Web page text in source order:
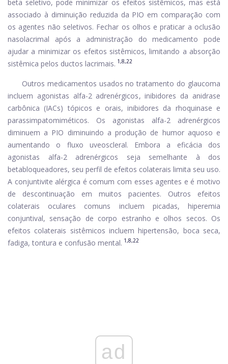
beta seletivo, pode minimizar os efeitos sistêmicos, mas está
associado à diminuição reduzida da PIO em comparação com
os agentes não seletivos. Fechar os olhos e praticar a oclusão
nasolacrimal após a administração do medicamento pode
ajudar a minimizar os efeitos sistêmicos, limitando a absorção
sistêmica pelos ductos lacrimais. 1,8,22
Outros medicamentos usados ​​no tratamento do glaucoma
incluem agonistas alfa-2 adrenérgicos, inibidores da anidrase
carbônica (IACs) tópicos e orais, inibidores da rhoquinase e
parassimpatomiméticos. Os agonistas alfa-2 adrenérgicos
diminuem a PIO diminuindo a produção de humor aquoso e
aumentando o fluxo uveoscleral. Embora a eficácia dos
agonistas alfa-2 adrenérgicos seja semelhante à dos
betabloqueadores, seu perfil de efeitos colaterais limita seu uso.
A conjuntivite alérgica é comum com esses agentes e é motivo
de descontinuação em muitos pacientes. Outros efeitos
colaterais oculares comuns incluem picadas, hiperemia
conjuntival, sensação de corpo estranho e olhos secos. Os
efeitos colaterais sistêmicos incluem hipertensão, boca seca,
fadiga, tontura e confusão mental. 1,8,22
ad